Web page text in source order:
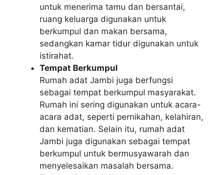
untuk menerima tamu dan bersantai,
ruang keluarga digunakan untuk
berkumpul dan makan bersama,
sedangkan kamar tidur digunakan untuk
istirahat.
Tempat Berkumpul
Rumah adat Jambi juga berfungsi
sebagai tempat berkumpul masyarakat.
Rumah ini sering digunakan untuk acara-
acara adat, seperti pernikahan, kelahiran,
dan kematian. Selain itu, rumah adat
Jambi juga digunakan sebagai tempat
berkumpul untuk bermusyawarah dan
menyelesaikan masalah bersama.